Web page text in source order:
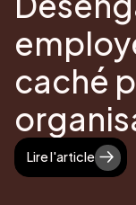
caché
Lire l'article